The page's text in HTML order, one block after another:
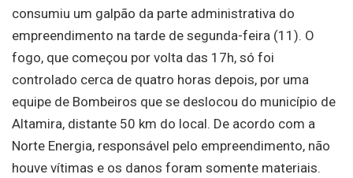
consumiu um galpão da parte administrativa do
empreendimento na tarde de segunda-feira (11). O
fogo, que começou por volta das 17h, só foi
controlado cerca de quatro horas depois, por uma
equipe de Bombeiros que se deslocou do município de
Altamira, distante 50 km do local. De acordo com a
Norte Energia, responsável pelo empreendimento, não
houve vítimas e os danos foram somente materiais.